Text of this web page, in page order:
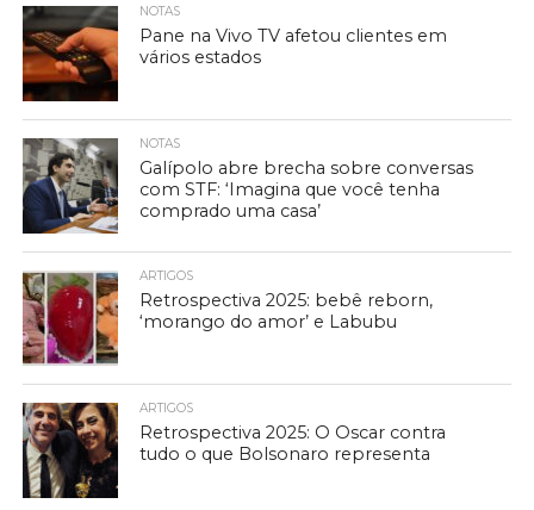
NOTAS
Pane na Vivo TV afetou clientes em
vários estados
NOTAS
Galípolo abre brecha sobre conversas
com STF: ‘Imagina que você tenha
comprado uma casa’
ARTIGOS
Retrospectiva 2025: bebê reborn,
‘morango do amor’ e Labubu
ARTIGOS
Retrospectiva 2025: O Oscar contra
tudo o que Bolsonaro representa